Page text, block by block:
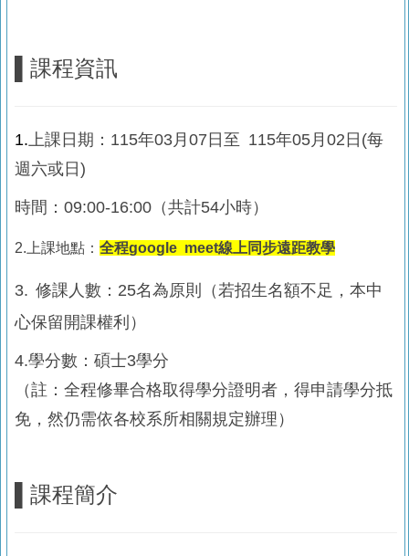
課程資訊
1.上課日期：115年03月07日至 115年05月02日(每
週六或日)
時間：09:00-16:00（共計54小時）
2.上課地點： 全程google meet線上同步遠距教學
3. 修課人數：25名為原則（若招生名額不足，本中
心保留開課權利）
4.學分數：碩士3學分
（註：全程修畢合格取得學分證明者，得申請學分抵
免，然仍需依各校系所相關規定辦理）
課程簡介